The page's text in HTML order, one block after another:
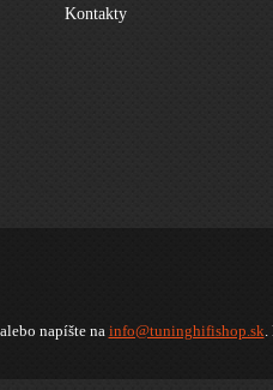
Kontakty
napíšte na info@tuninghifishop.sk.